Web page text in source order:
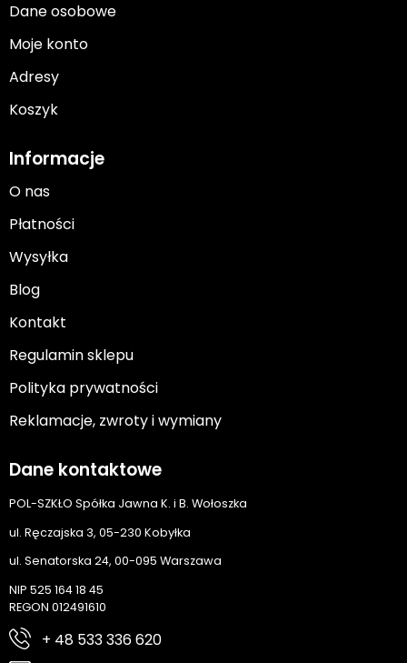
Dane osobowe
Moje konto
Adresy
Koszyk
Informacje
O nas
Płatności
Wysyłka
Blog
Kontakt
Regulamin sklepu
Polityka prywatności
Reklamacje, zwroty i wymiany
Dane kontaktowe
POL-SZKŁO Spółka Jawna K. i B. Wołoszka
ul. Ręczajska 3, 05-230 Kobyłka
ul. Senatorska 24, 00-095 Warszawa
NIP 525 164 18 45
REGON 012491610
+ 48 533 336 620